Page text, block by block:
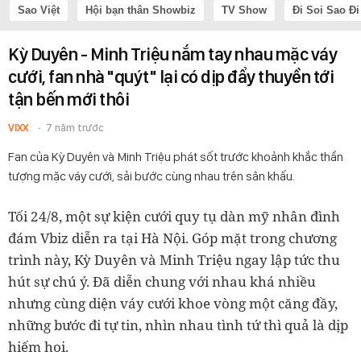
Sao Việt Hội bạn thân Showbiz TV Show Đi Soi Sao Đi
Kỳ Duyên - Minh Triệu nắm tay nhau mặc váy
cưới, fan nhà "quýt" lại có dịp đẩy thuyền tới
tận bến mới thôi
VIXX 7 năm trước
Fan của Kỳ Duyên và Minh Triệu phát sốt trước khoảnh khắc thần
tượng mặc váy cưới, sải bước cùng nhau trên sân khấu.
Tối 24/8, một sự kiện cưới quy tụ dàn mỹ nhân đình
đám Vbiz diễn ra tại Hà Nội. Góp mặt trong chương
trình này, Kỳ Duyên và Minh Triệu ngay lập tức thu
hút sự chú ý. Đã diễn chung với nhau khá nhiều
nhưng cùng diện váy cưới khoe vòng một căng đầy,
những bước đi tự tin, nhìn nhau tình tứ thì quả là dịp
hiếm hoi.